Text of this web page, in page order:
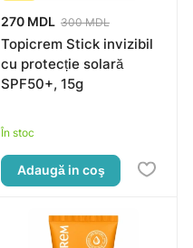
270 MDL 300 MDL
Topicrem Stick invizibil
cu protecție solară
SPF50+, 15g
În stoc
Adaugă in coş